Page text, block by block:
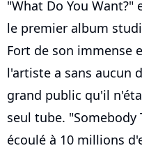
"What Do You
le premier album
Fort de son immense
l'artiste a sans aucun
grand public qu'il
seul tube. "Somebody
écoulé à 10 millions